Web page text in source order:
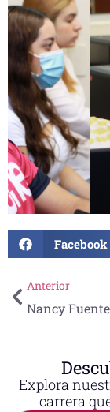
Facebook
Anterior
Explora
carrera